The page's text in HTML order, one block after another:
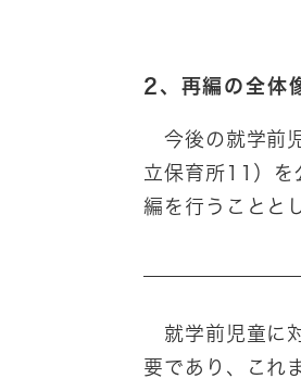
2、再編の全体
今後の就学前
立保育所11）を
編を行うことと
就学前児童に
要であり、これ